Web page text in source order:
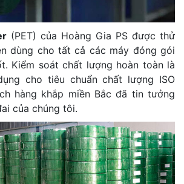
(PET) của Hoàng Gia PS được thử
dùng cho tất cả các máy đóng gói
Kiểm soát chất lượng hoàn toàn là
cho tiêu chuẩn chất lượng ISO
hàng khắp miền Bắc đã tin tưởng
của chúng tôi.